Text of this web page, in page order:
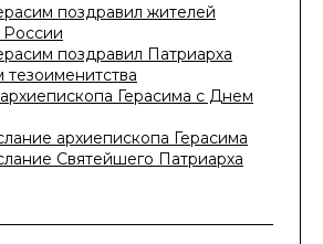
поздравил жителей
поздравил Патриарха
Герасима с Днем
архиепископа Герасима
Святейшего Патриарха